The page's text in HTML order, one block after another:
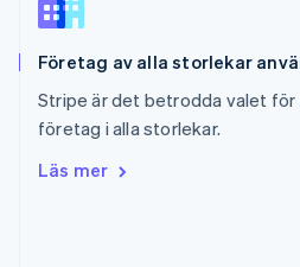
Företag av alla storlekar
Stripe är det betrodda valet
företag i alla storlekar.
Läs mer
Storbritannien
Sverige
Thailand
ไทยEnglish
English